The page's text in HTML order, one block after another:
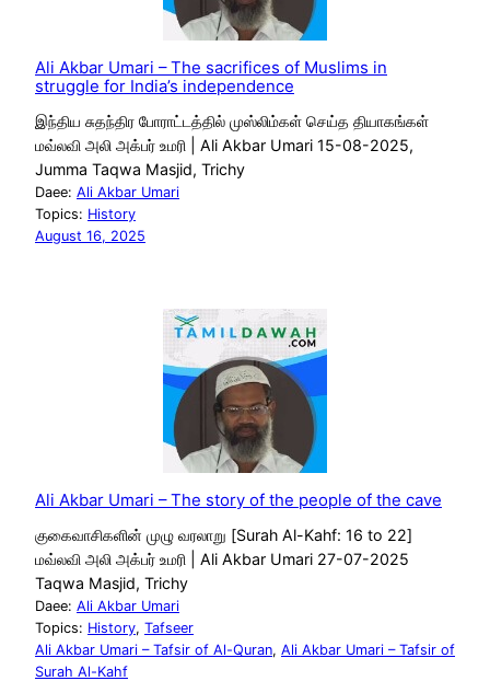
Ali Akbar Umari – The sacrifices of Muslims in
struggle for India’s independence
இந்திய சுதந்திர போராட்டத்தில் முஸ்லிம்கள் செய்த தியாகங்கள்
மவ்லவி அலி அக்பர் உமரி | Ali Akbar Umari 15-08-2025,
Jumma Taqwa Masjid, Trichy
Daee: Ali Akbar Umari
Topics: History
August 16, 2025
Ali Akbar Umari – The story of the people of the cave
குகைவாசிகளின் முழு வரலாறு [Surah Al-Kahf: 16 to 22]
மவ்லவி அலி அக்பர் உமரி | Ali Akbar Umari 27-07-2025
Taqwa Masjid, Trichy
Daee: Ali Akbar Umari
Topics: History, Tafseer
Ali Akbar Umari – Tafsir of Al-Quran, Ali Akbar Umari – Tafsir of
Surah Al-Kahf